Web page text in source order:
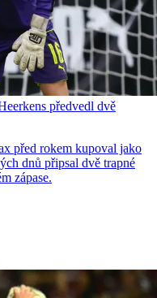
předvedl dvě
před rokem kupoval jako
dnů připsal dvě trapné
zápase.